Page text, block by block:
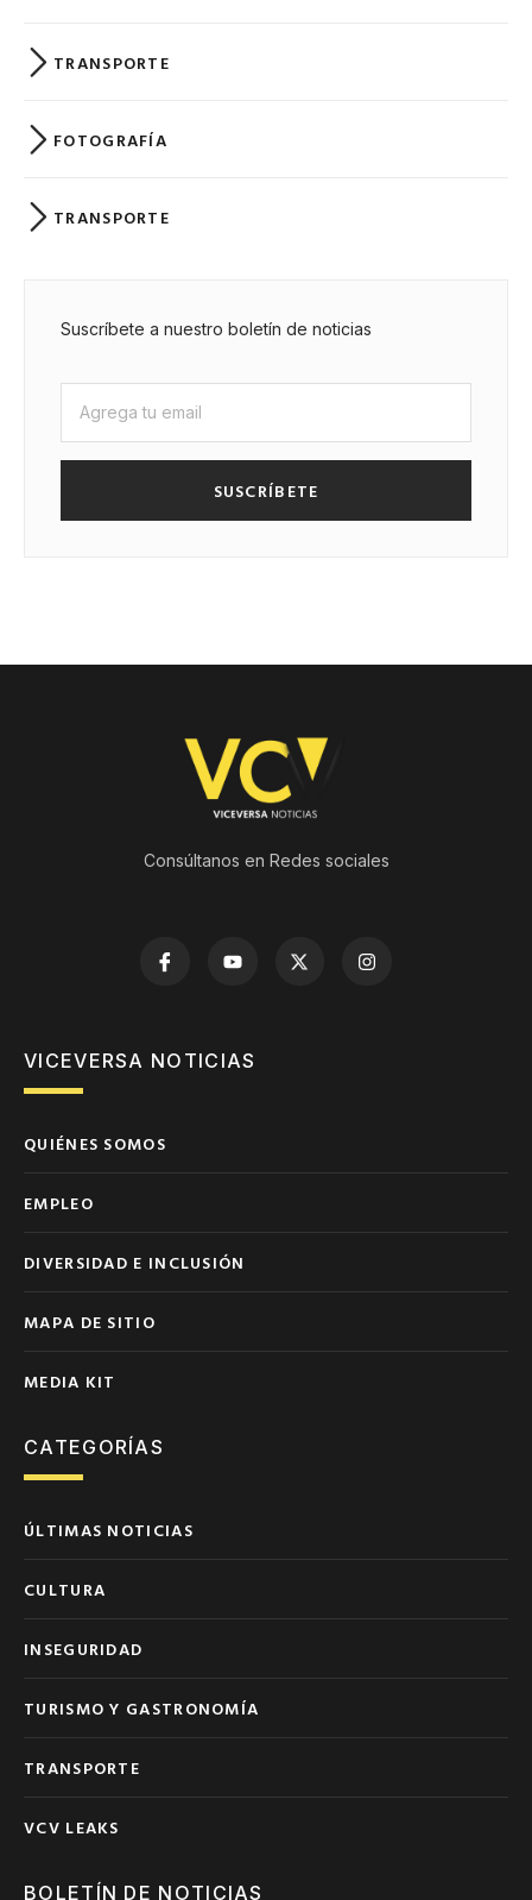
TRANSPORTE
FOTOGRAFÍA
TRANSPORTE
Suscríbete a nuestro boletín de noticias
SUSCRÍBETE
Consúltanos en Redes sociales
VICEVERSA NOTICIAS
QUIÉNES SOMOS
EMPLEO
DIVERSIDAD E INCLUSIÓN
MAPA DE SITIO
MEDIA KIT
CATEGORÍAS
ÚLTIMAS NOTICIAS
CULTURA
INSEGURIDAD
TURISMO Y GASTRONOMÍA
TRANSPORTE
VCV LEAKS
BOLETÍN DE NOTICIAS